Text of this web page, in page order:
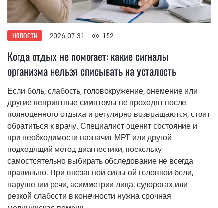
НОВОСТИ 2026-07-31 152
Когда отдых не помогает: какие сигналы
организма нельзя списывать на усталость
Если боль, слабость, головокружение, онемение или
другие неприятные симптомы не проходят после
полноценного отдыха и регулярно возвращаются, стоит
обратиться к врачу. Специалист оценит состояние и
при необходимости назначит МРТ или другой
подходящий метод диагностики, поскольку
самостоятельно выбирать обследование не всегда
правильно. При внезапной сильной головной боли,
нарушении речи, асимметрии лица, судорогах или
резкой слабости в конечности нужна срочная